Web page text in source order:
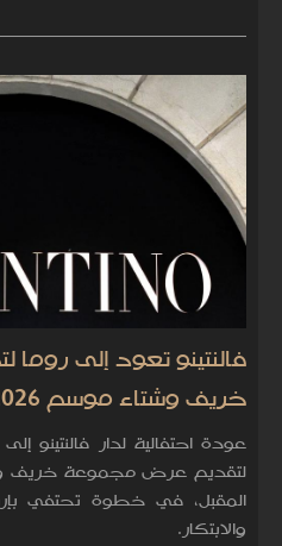
فالنتينو تعود إلى
خريف وشتاء موسم 2026–2027
عودة احتفالية لدار فالنتينو
المقبل، في خطوة تحتفي
والابتكار.